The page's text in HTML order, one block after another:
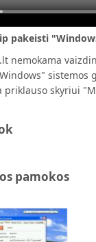
pakeisti
nemokama
sistemos
priklauso skyriui
pamokos